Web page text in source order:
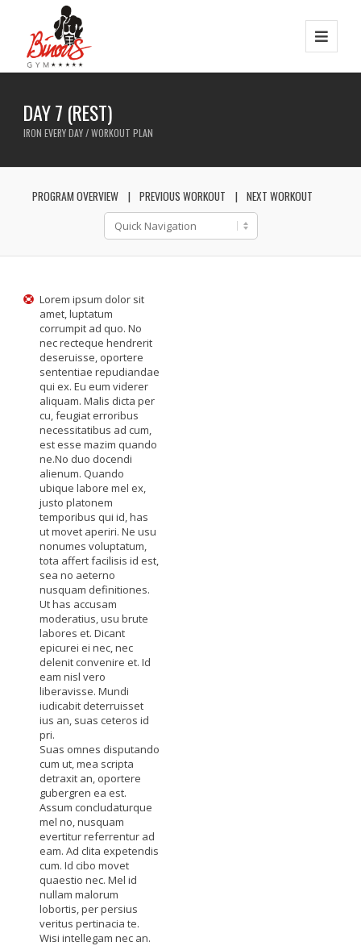
DAY 7 (REST)
IRON EVERY DAY / WORKOUT PLAN
PROGRAM OVERVIEW PREVIOUS WORKOUT NEXT WORKOUT
Lorem ipsum dolor sit
amet, luptatum
corrumpit ad quo. No
nec recteque hendrerit
deseruisse, oportere
sententiae repudiandae
qui ex. Eu eum viderer
aliquam. Malis dicta per
cu, feugiat erroribus
necessitatibus ad cum,
est esse mazim quando
ne.No duo docendi
alienum. Quando
ubique labore mel ex,
justo platonem
temporibus qui id, has
ut movet aperiri. Ne usu
nonumes voluptatum,
tota affert facilisis id est,
sea no aeterno
nusquam definitiones.
Ut has accusam
moderatius, usu brute
labores et. Dicant
epicurei ei nec, nec
delenit convenire et. Id
eam nisl vero
liberavisse. Mundi
iudicabit deterruisset
ius an, suas ceteros id
pri.
Suas omnes disputando
cum ut, mea scripta
detraxit an, oportere
gubergren ea est.
Assum concludaturque
mel no, nusquam
evertitur referrentur ad
eam. Ad clita expetendis
cum. Id cibo movet
quaestio nec. Mel id
nullam malorum
lobortis, per persius
veritus pertinacia te.
Wisi intellegam nec an.